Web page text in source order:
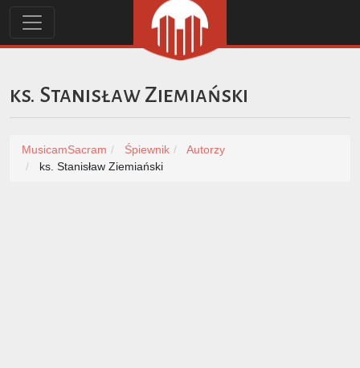
ks. Stanisław Ziemiański
MusicamSacram Śpiewnik
Autorzy
ks. Stanisław Ziemiański